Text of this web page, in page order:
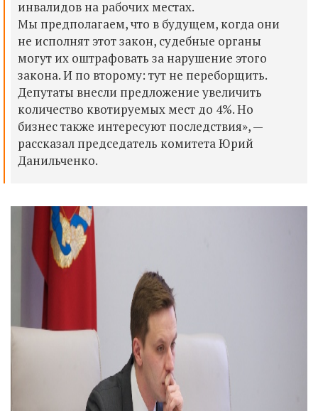
инвалидов на рабочих местах.
Мы предполагаем, что в будущем, когда они
не исполнят этот закон, судебные органы
могут их оштрафовать за нарушение этого
закона.И по второму: тут не переборщить.
Депутаты внесли предложение увеличить
количество квотируемых мест до 4%. Но
бизнес также интересуют последствия», —
рассказал председатель комитета Юрий
Данильченко.